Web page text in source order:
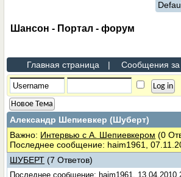
Шансон - Портал - форум
Главная страница | Сообщения за
Новое Тема
Александр Шепиевкер (Шуберт)
Важно: Интервью с А. Шепиевкером (0
Последнее сообщение: haim1961,
ШУБЕРТ (7 Ответов)
Последнее сообщение: haim1961, 13.04.2010